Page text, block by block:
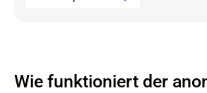
Wie funktioniert der